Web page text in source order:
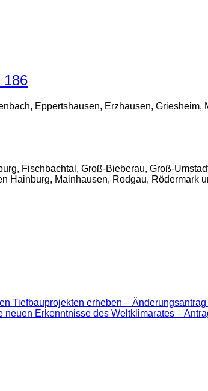
186
Eppertshausen, Erzhausen,
Fischbachtal, Groß-Bieberau, Groß-
Hainburg, Mainhausen, Rodgau, Rödermark
Tiefbauprojekten erheben –
Erkenntnisse des Weltklimarates –